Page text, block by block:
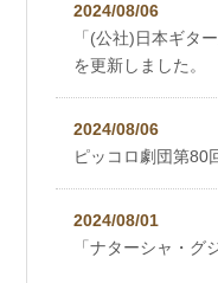
2024/08/06
「(公社)日本ギタ
を更新しました。
2024/08/06
ピッコロ劇団第80
2024/08/01
「ナターシャ・